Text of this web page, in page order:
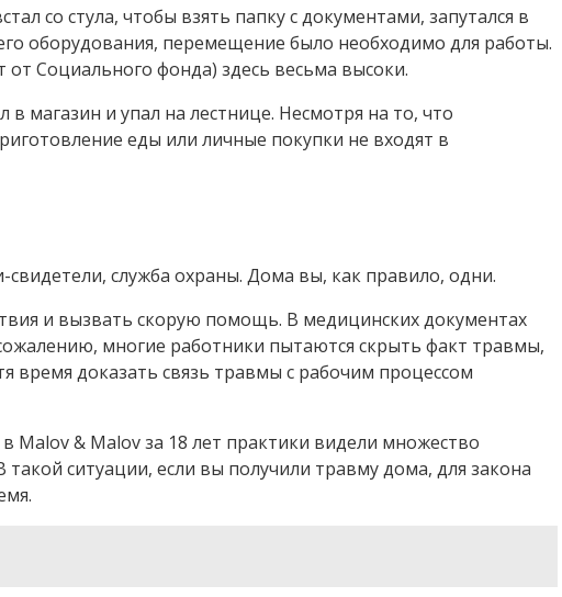
со стула, чтобы взять папку с документами, запутался в
оборудования, перемещение было необходимо для работы.
Социального фонда) здесь весьма высоки.
магазин и упал на лестнице. Несмотря на то, что
еды или личные покупки не входят в
свидетели, служба охраны. Дома вы, как правило, одни.
и вызвать скорую помощь. В медицинских документах
многие работники пытаются скрыть факт травмы,
время доказать связь травмы с рабочим процессом
& Malov за 18 лет практики видели множество
ситуации, если вы получили травму дома, для закона